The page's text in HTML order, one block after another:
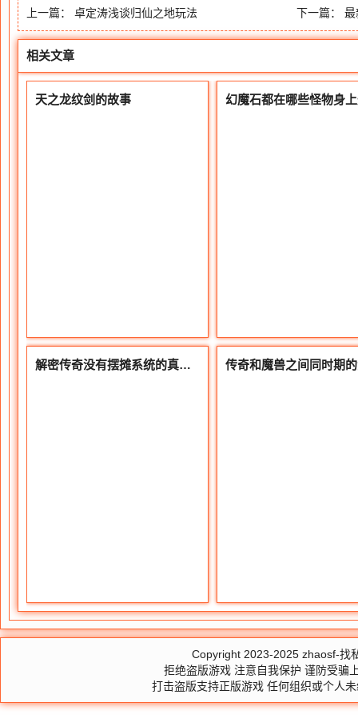
上一篇： 卓定涛浅谈归仙之地玩法 下一篇： 最
相关文章
天之龙纹剑的故事
解密传奇没有摆摊系统的真实原因
Copyright 2023-2025 zhaosf-找
拒绝盗版游戏 注意自我保护 谨防受骗
打击盗版支持正版游戏 任何组织或个人